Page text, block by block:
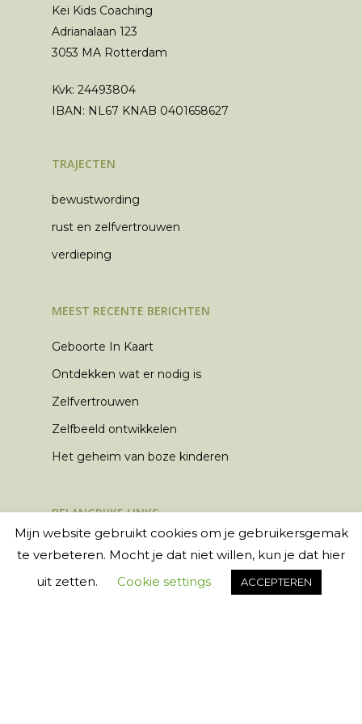
Kei Kids Coaching
Adrianalaan 123
3053 MA Rotterdam
Kvk: 24493804
IBAN: NL67 KNAB 0401658627
TRAJECTEN
bewustwording
rust en zelfvertrouwen
verdieping
MEEST RECENTE BERICHTEN
Geboorte In Kaart
Ontdekken wat er nodig is
Zelfvertrouwen
Zelfbeeld ontwikkelen
Het geheim van boze kinderen
BELANGRIJKE LINKS
Schrijf een testimonial
Algemene Voorwaarden
Algemene
Mijn website gebruikt cookies om je gebruikersgemak
te verbeteren. Mocht je dat niet willen, kun je dat hier
uit zetten.
Cookie settings ACCEPTEREN